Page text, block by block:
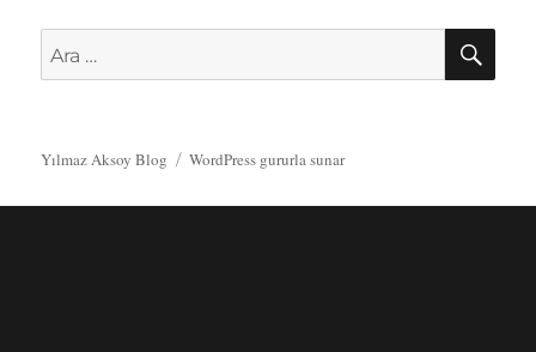
Ara:
Yılmaz Aksoy Blog WordPress gururla sunar